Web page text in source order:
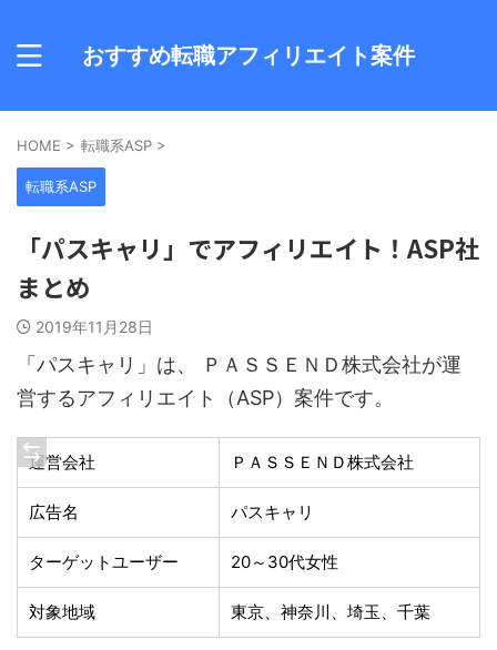
おすすめ転職アフィリエイト案件
HOME > 転職系ASP >
転職系ASP
「パスキャリ」でアフィリエイト！ASP社
まとめ
2019年11月28日
「パスキャリ」は、 ＰＡＳＳＥＮＤ株式会社が運
営するアフィリエイト（ASP）案件です。
運営会社 ＰＡＳＳＥＮＤ株式会社
広告名 パスキャリ
ターゲットユーザー 20～30代女性
対象地域 東京、神奈川、埼玉、千葉